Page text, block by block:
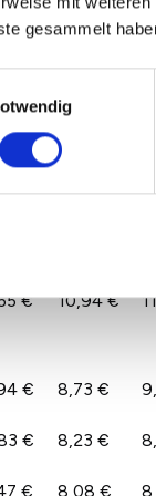
gesammelt
€ 8,19 €
€ 8,32 €
€ 10,94 €
€ 8,73 €
€ 8,23 €
€ 8,08 €